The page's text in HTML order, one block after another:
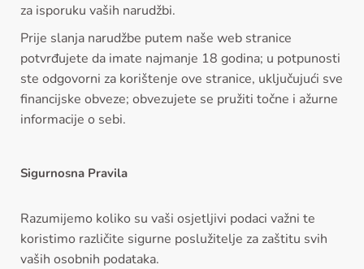
za isporuku vaših narudžbi.
Prije slanja narudžbe putem naše web stranice
potvrđujete da imate najmanje 18 godina; u potpunosti
ste odgovorni za korištenje ove stranice, uključujući sve
financijske obveze; obvezujete se pružiti točne i ažurne
informacije o sebi.
Sigurnosna Pravila
Razumijemo koliko su vaši osjetljivi podaci važni te
koristimo različite sigurne poslužitelje za zaštitu svih
vaših osobnih podataka.